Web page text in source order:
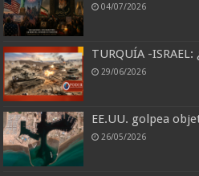
04/07/2026
TURQUÍA -ISRAEL:
29/06/2026
EE.UU. golpea
26/05/2026